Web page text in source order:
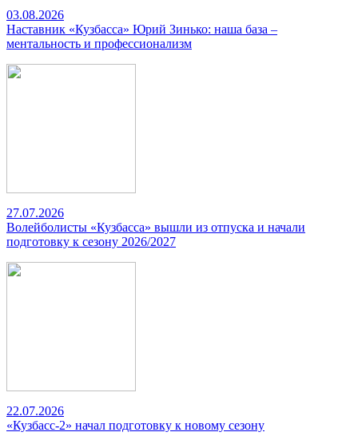
03.08.2026
Наставник «Кузбасса» Юрий Зинько: наша база –
ментальность и профессионализм
27.07.2026
Волейболисты «Кузбасса» вышли из отпуска и начали
подготовку к сезону 2026/2027
22.07.2026
«Кузбасс-2» начал подготовку к новому сезону